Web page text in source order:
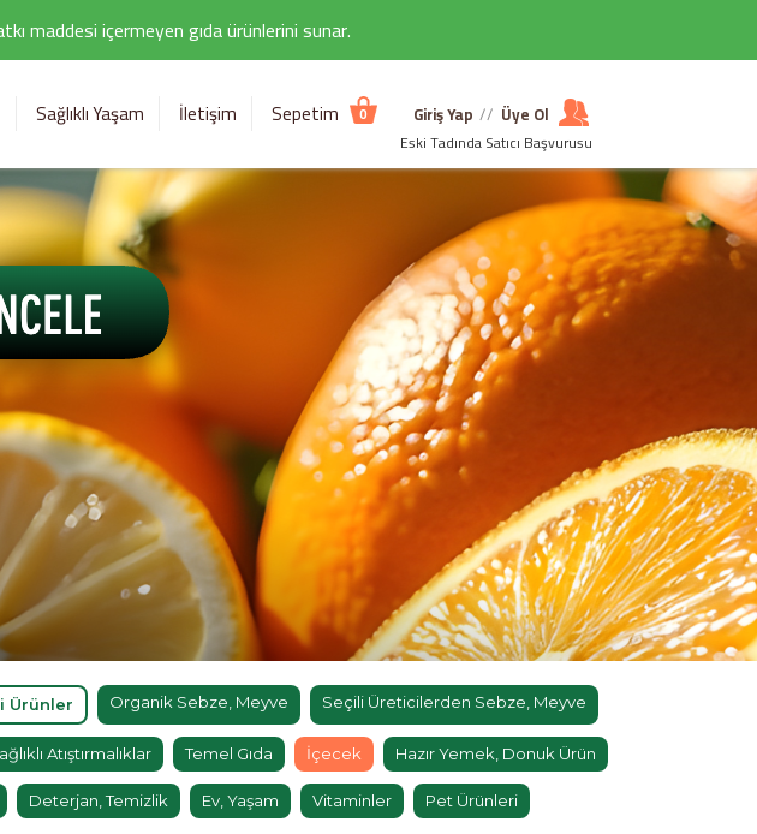
maddesi içermeyen gıda ürünlerini sunar.
Sağlıklı Yaşam İletişim Sepetim 0 Giriş Yap // Üye Ol
Eski Tadında Satıcı Başvurusu
Ürünler Organik Sebze, Meyve Seçili Üreticilerden Sebze, Meyve
Atıştırmalıklar Temel Gıda İçecek Hazır Yemek, Donuk Ürün
Deterjan, Temizlik Ev, Yaşam Vitaminler Pet Ürünleri